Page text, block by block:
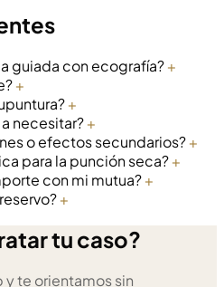
guiada con ecografía?+
+
+
necesitar?+
o efectos secundarios?+
para la punción seca?+
con mi mutua?+
+
tu caso?
y te orientamos sin